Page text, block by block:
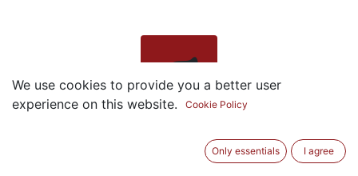
Terceira Funcionalidade
Uma pequena explicação desta funcionalidade
We use cookies to provide you a better user
experience on this website.
Cookie Policy
Only essentials I agree